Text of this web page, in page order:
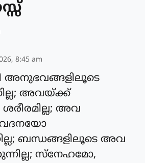
8:45 am
അനുഭവങ്ങളിലൂടെ
അവയ്ക്ക്
അവ
ബന്ധങ്ങളിലൂടെ അവ
സ്നേഹമോ,